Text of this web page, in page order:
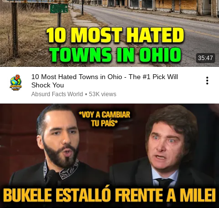
35:47
10 Most Hated Towns in Ohio - The #1 Pick Will
Shock You
Absurd Facts World • 53K views